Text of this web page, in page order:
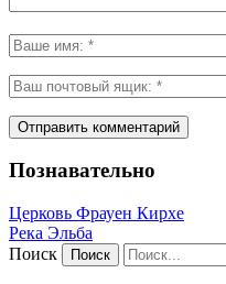
Познавательно
Церковь Фрауен Кирхе
Река Эльба
Поиск